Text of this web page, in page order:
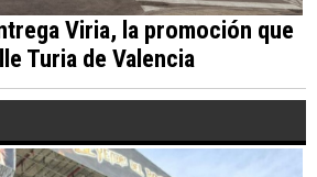
Viria, la promoción que
Turia de Valencia